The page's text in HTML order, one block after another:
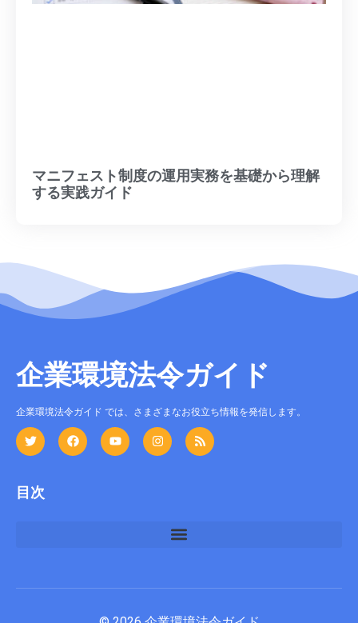
マニフェスト制度の運用実務を基礎から理解
する実践ガイド
企業環境法令ガイド
企業環境法令ガイド では、さまざまなお役立ち情報を発信します。
目次